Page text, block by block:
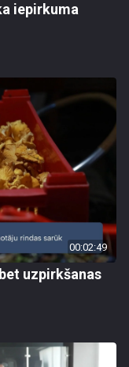
iepirkuma
00:02:49
uzpirkšanas